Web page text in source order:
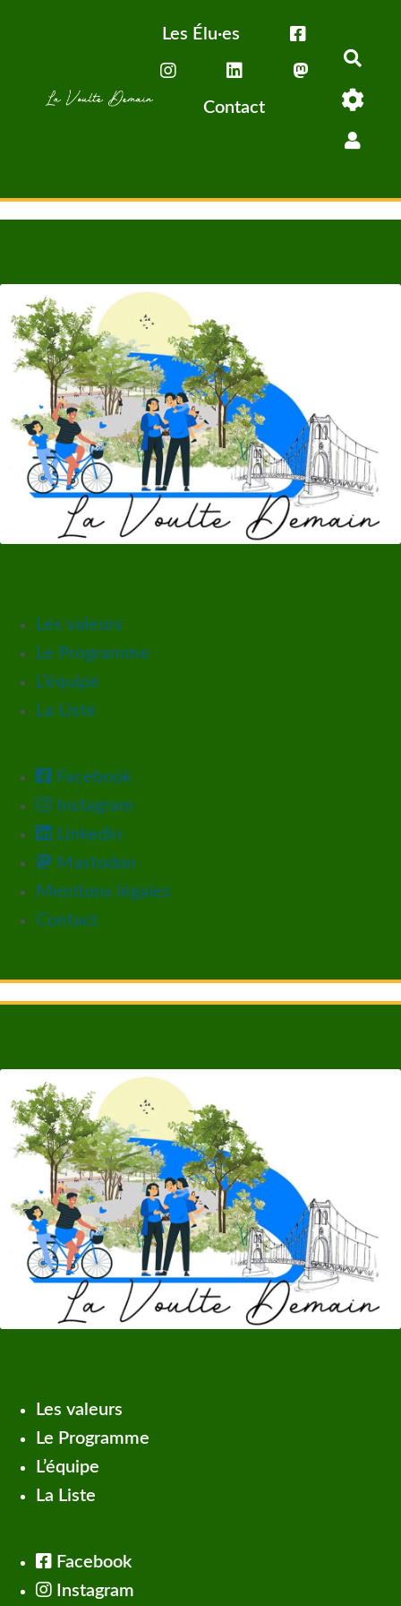
Aller au contenu principal
Les Élu·es
Contact
Les valeurs
Le Programme
L’équipe
La Liste
Facebook
Instagram
Linkedin
Mastodon
Mentions légales
Contact
Les valeurs
Le Programme
L’équipe
La Liste
Facebook
Instagram